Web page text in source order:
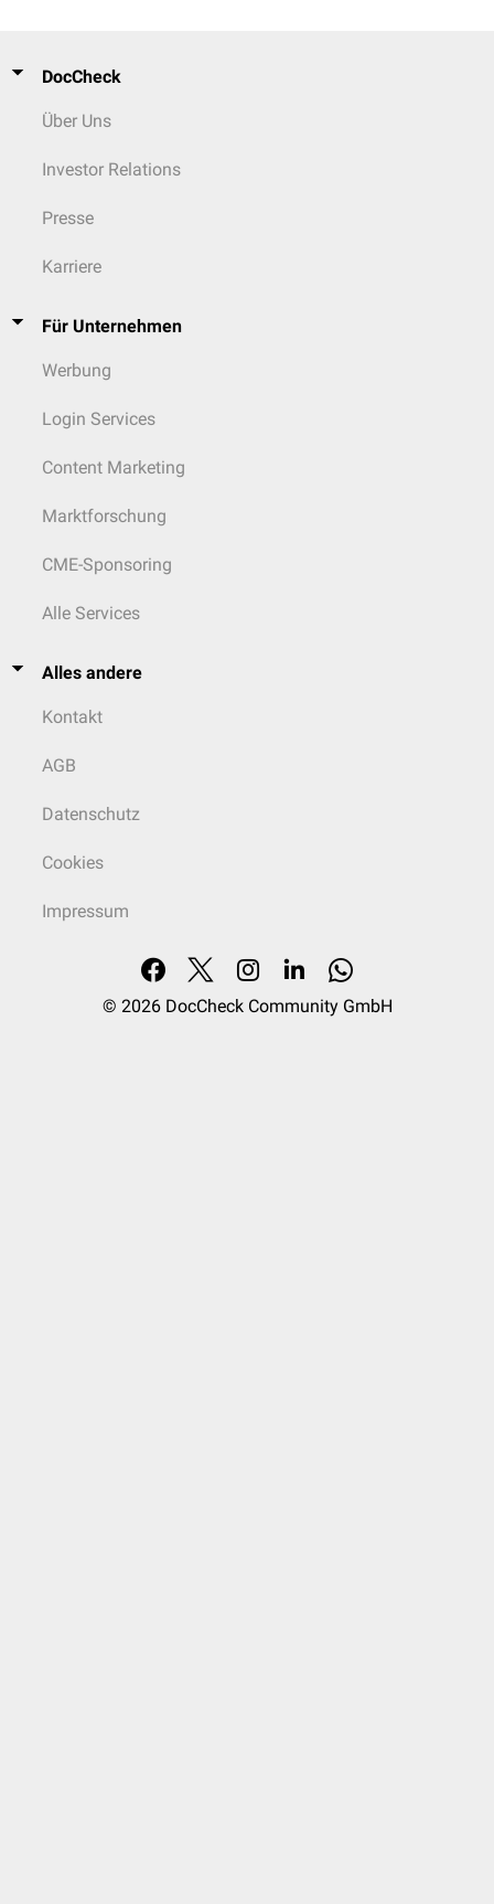
DocCheck
Über Uns
Investor Relations
Presse
Karriere
Für Unternehmen
Werbung
Login Services
Content Marketing
Marktforschung
CME-Sponsoring
Alle Services
Alles andere
Kontakt
AGB
Datenschutz
Cookies
Impressum
© 2026 DocCheck Community GmbH